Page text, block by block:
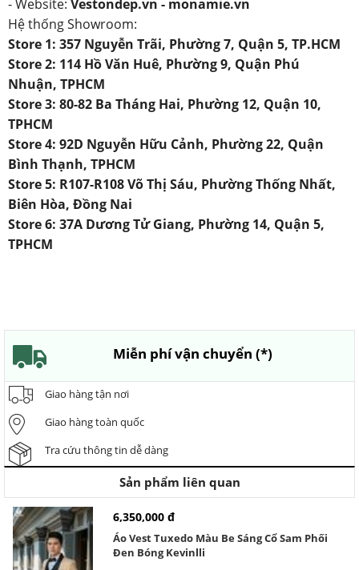
- Website: Vestondep.vn - monamie.vn
Hệ thống Showroom:
Store 1: 357 Nguyễn Trãi, Phường 7, Quận 5, TP.HCM
Store 2: 114 Hồ Văn Huê, Phường 9, Quận Phú
Nhuận, TPHCM
Store 3: 80-82 Ba Tháng Hai, Phường 12, Quận 10,
TPHCM
Store 4: 92D Nguyễn Hữu Cảnh, Phường 22, Quận
Bình Thạnh, TPHCM
Store 5: R107-R108 Võ Thị Sáu, Phường Thống Nhất,
Biên Hòa, Đồng Nai
Store 6: 37A Dương Tử Giang, Phường 14, Quận 5,
TPHCM
Miễn phí vận chuyển (*)
Giao hàng tận nơi
Giao hàng toàn quốc
Tra cứu thông tin dễ dàng
Sản phẩm liên quan
6,350,000 đ
Áo Vest Tuxedo Màu Be Sáng Cổ Sam Phối
Đen Bóng Kevinlli